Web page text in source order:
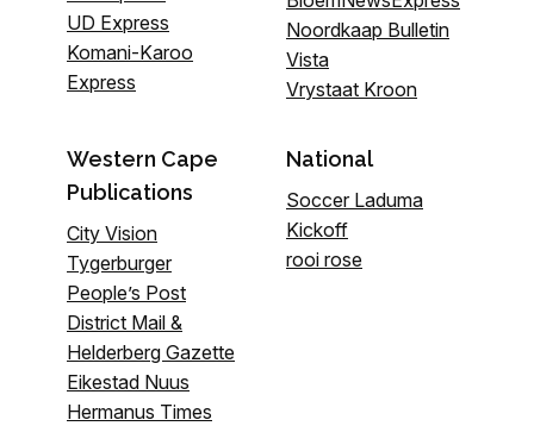
UD Express
Komani-Karoo
Express
Noordkaap Bulletin
Vista
Vrystaat Kroon
Western Cape
Publications
City Vision
Tygerburger
People’s Post
District Mail &
Helderberg Gazette
Eikestad Nuus
Hermanus Times
National
Soccer Laduma
Kickoff
rooi rose